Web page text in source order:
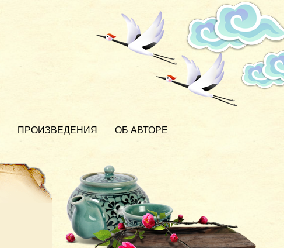
ПРОИЗВЕДЕНИЯ ОБ АВТОРЕ